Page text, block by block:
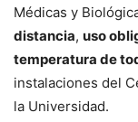
Médicas y
distancia, uso
temperatura de
instalaciones del
la Universidad.